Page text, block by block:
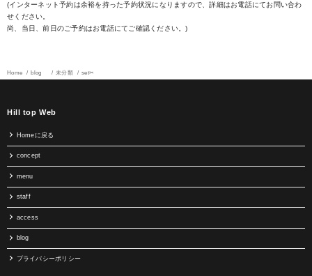
(インターネット予約は余裕を持った予約状況になりますので、詳細はお電話にてお問い合わ
せください。
尚、当日、前日のご予約はお電話にてご確認ください。)
Home blog 未分類 set✂︎
Hill top Web
Homeに戻る
concept
menu
staff
access
blog
プライバシーポリシー